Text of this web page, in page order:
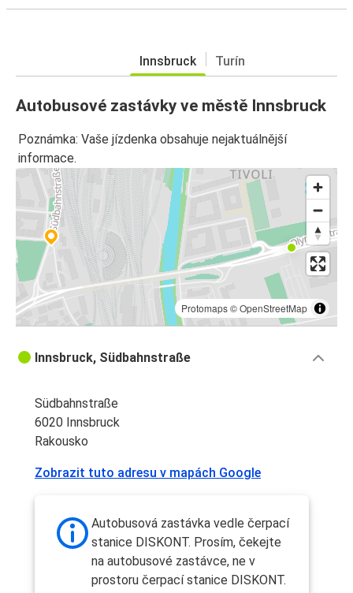
Innsbruck Turín
Autobusové zastávky ve městě Innsbruck
Poznámka: Vaše jízdenka obsahuje nejaktuálnější
informace.
Protomaps©OpenStreetMap
Innsbruck, Südbahnstraße
Südbahnstraße
6020 Innsbruck
Rakousko
Zobrazit tuto adresu v mapách Google
Autobusová zastávka vedle čerpací
stanice DISKONT. Prosím, čekejte
na autobusové zastávce, ne v
prostoru čerpací stanice DISKONT.